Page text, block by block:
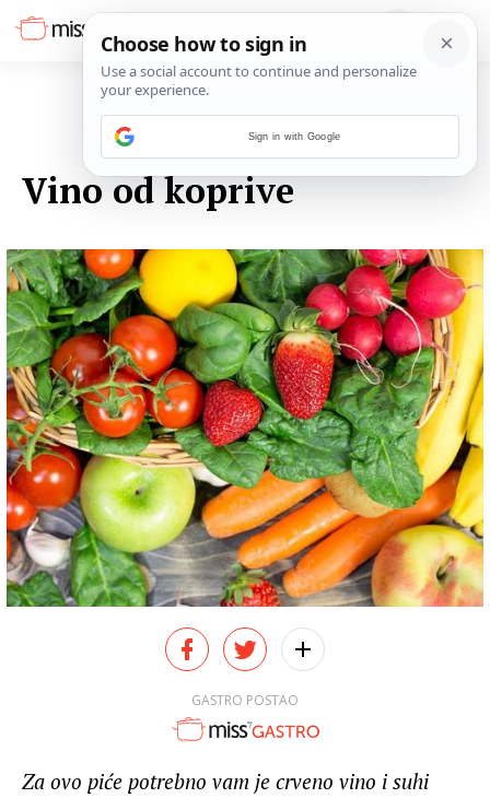
Vino od koprive
GASTRO POSTAO
Za ovo piće potrebno vam je crveno vino i suhi
Sign in with Google